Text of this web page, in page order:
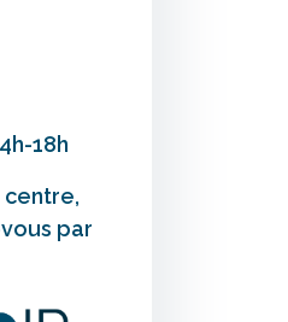
18h
centre,
par